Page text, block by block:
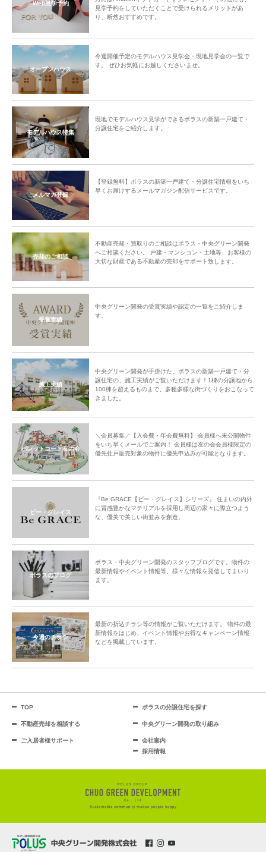
Web見学予約
見学予約をしていただくことで受けられるメリットがあ
り、断然おすすめです。
オープンハウス
今週開催予定のモデルハウス見学会・現地見学会の一覧で
す。 ぜひお気軽にお越しくださいませ。
モデルハウス特集
現地でモデルハウス見学ができるポラスの新築一戸建て・
分譲住宅をご紹介します。
メルマガ登録
【登録無料】ポラスの新築一戸建て・分譲住宅情報をいち
早くお届けするメールマガジン配信サービスです。
売却のご相談
不動産売却・買取りのご相談はポラス・中央グリーン開発
へご相談ください。 戸建・マンション・土地等、お客様の
大切な財産である不動産の売却をサポート致します。
受賞実績
中央グリーン開発の受賞実績や認定の一覧をご紹介しま
す。
施工実績
中央グリーン開発が手掛けた、ポラスの新築一戸建て・分
譲住宅の、施工実績がご覧いただけます！1棟の分譲地から
100棟を超えるものまで、多種多様な街づくりをおこなって
きました。
パレットコート友の会
＼会員募集／【入会費・年会費無料】 会員様へ未公開物件
をいち早くメールでご案内！ 会員様は友の会会員様限定の
優先住戸販売対象の物件に優先申込みが可能となります。
ビー・グレイス
『Be GRACE【ビー・グレイス】シリーズ』 住まいの内外
に質感豊かなマテリアルを採用し周辺の家々に際立つよう
な、優美で美しい街並みを創造。
ポラスのブログ
ポラス・中央グリーン開発のスタッフブログです。物件の
最新情報やイベント情報等、様々な情報を発信してまいり
ます。
今週のチラシ
最新の折込チラシ等の情報がご覧いただけます。 物件の最
新情報をはじめ、イベント情報やお得なキャンペーン情報
などを掲載しています。
TOP ポラスの分譲住宅を探す
不動産売却を相談する 中央グリーン開発の取り組み
ご入居者様サポート
会社案内
採用情報